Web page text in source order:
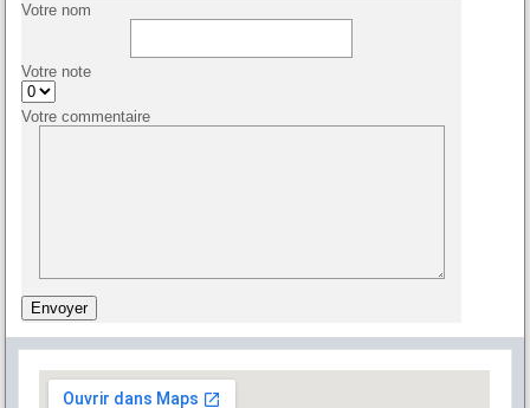
Votre nom
Votre note
Votre commentaire